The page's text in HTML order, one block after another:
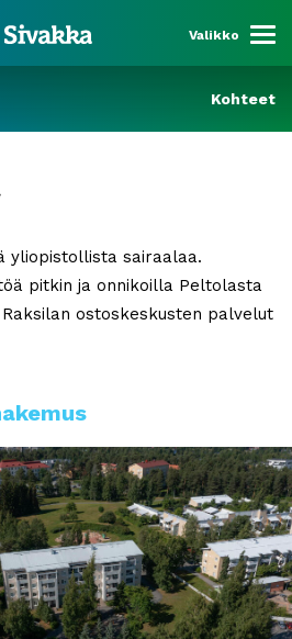
Valikko
Kohteet
yliopistollista sairaalaa.
pitkin ja onnikoilla Peltolasta
ostoskeskusten palvelut